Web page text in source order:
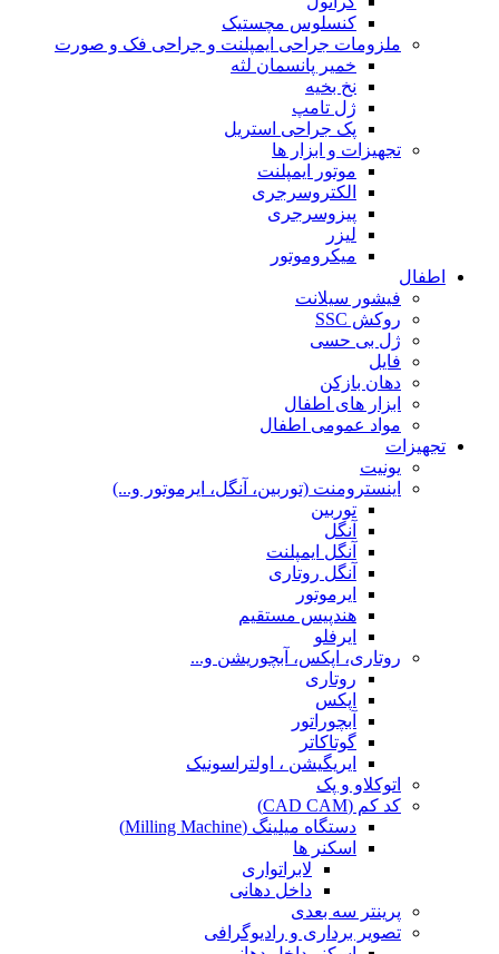
کنسلوس مچستیک
ملزومات جراحی ایمپلنت و جراحی فک و صورت
خمیر پانسمان لثه
نخ بخیه
ژل تامپ
پک جراحی استریل
تجهیزات و ابزار ها
موتور ایمپلنت
الکتروسرجری
پیزوسرجری
لیزر
میکروموتور
اطفال
فیشور سیلانت
روکش SSC
ژل بی حسی
فایل
دهان بازکن
ابزار های اطفال
مواد عمومی اطفال
تجهیزات
یونیت
اینسترومنت (توربین، آنگل، ایرموتور و...)
توربین
آنگل
آنگل ایمپلنت
آنگل روتاری
ایرموتور
هندپیس مستقیم
ایرفلو
روتاری، اپکس، آبچوریشن و...
روتاری
اپکس
آبچوراتور
گوتاکاتر
ایریگیشن ، اولتراسونیک
اتوکلاو و پک
کد کم (CAD CAM)
دستگاه میلینگ (Milling Machine)
اسکنر ها
لابراتواری
داخل دهانی
پرینتر سه بعدی
تصویر برداری و رادیوگرافی